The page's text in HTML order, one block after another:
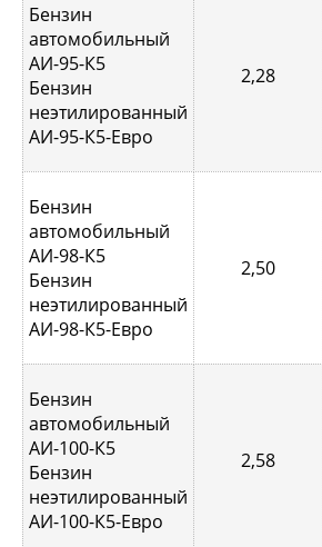
Бензин
автомобильный
АИ-95-К5
Бензин
неэтилированный
АИ-95-К5-Евро
2,28
Бензин
автомобильный
АИ-98-К5
Бензин
неэтилированный
АИ-98-К5-Евро
2,50
Бензин
автомобильный
АИ-100-К5
Бензин
неэтилированный
АИ-100-К5-Евро
2,58